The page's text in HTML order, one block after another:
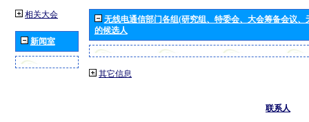
相关大会
新闻室
无线电通信部门各组(研究组、特委会、大会筹备会议
的候选人
其它信息
联系人